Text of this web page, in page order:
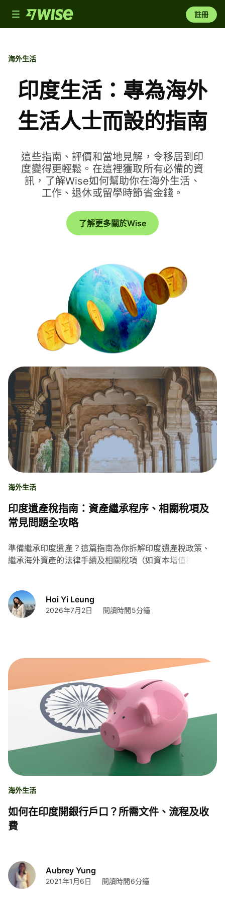
Toggle
navigation
註冊
海外生活
印度生活：專為海外
生活人士而設的指南
這些指南、評價和當地見解，令移居到印
度變得更輕鬆。在這裡獲取所有必備的資
訊，了解Wise如何幫助你在海外生活、
工作、退休或留學時節省金錢。
了解更多關於Wise
海外生活
印度遺產稅指南：資產繼承程序、相關稅項及
常見問題全攻略
準備繼承印度遺產？這篇指南為你拆解印度遺產稅政策、
繼承海外資產的法律手續及相關稅項（如資本增值稅），
Hoi Yi Leung
2026年7月2日 閱讀時間5分鐘
海外生活
如何在印度開銀行戶口？所需文件、流程及收
費
Aubrey Yung
2021年1月6日 閱讀時間6分鐘